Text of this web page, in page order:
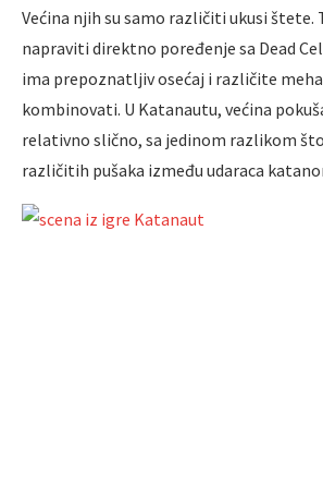
Većina njih su samo različiti ukusi štete.
napraviti direktno poređenje sa Dead
ima prepoznatljiv osećaj i različite
kombinovati. U Katanautu, većina
relativno slično, sa jedinom razlikom
različitih pušaka između udaraca